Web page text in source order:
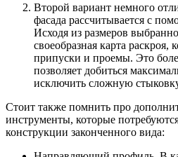
Второй вариант немного
фасада рассчитывается с
Исходя из размеров
своеобразная карта раскроя,
припуски и проемы. Это
позволяет добиться
исключить сложную
Стоит также помнить про
инструменты, которые
конструкции законченного вида: